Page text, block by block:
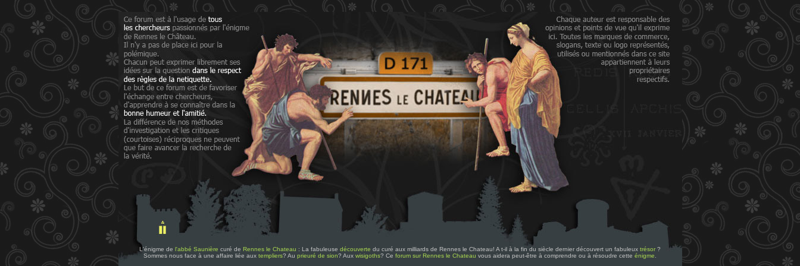
L'énigme de l'abbé Saunière curé de Rennes le Chateau : La fabuleuse découverte du curé aux milliards de Rennes le Chateau! A t-il à la fin du siècle dernier découvert un fabuleux trésor ?
Sommes nous face à une affaire liée aux templiers? Au prieuré de sion? Aux wisigoths? Ce forum sur Rennes le Chateau vous aidera peut-être à comprendre ou à résoudre cette énigme